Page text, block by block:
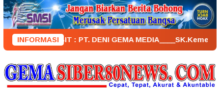
Loncat
ke
konten
INFORMASI
PENERBIT : PT. DENI GEMA